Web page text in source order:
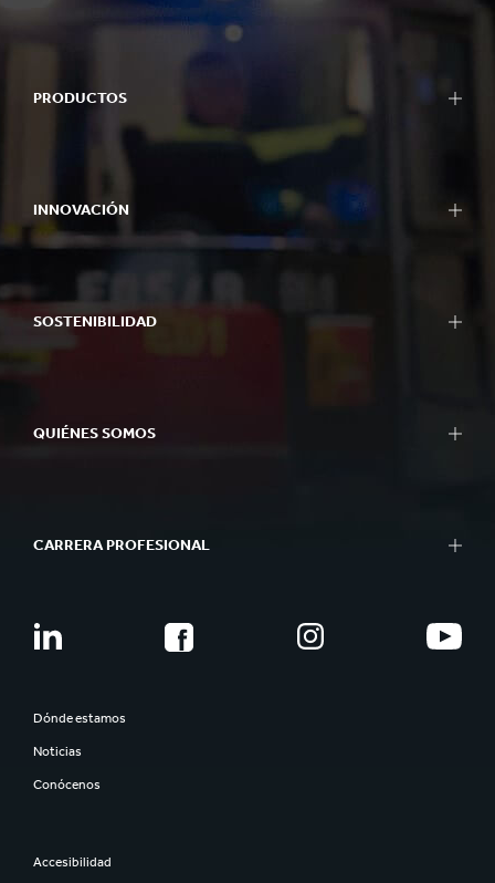
PRODUCTOS
INNOVACIÓN
SOSTENIBILIDAD
QUIÉNES SOMOS
CARRERA PROFESIONAL
Dónde estamos
Noticias
Conócenos
Accesibilidad